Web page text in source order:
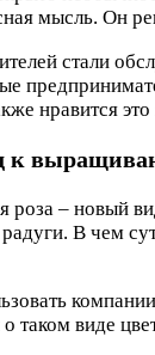
мысль. Он
стали
нравится это
к
роза – новый
В чем
таком виде